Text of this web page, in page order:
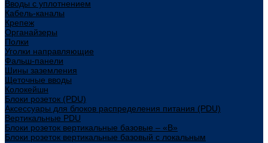
Вводы с уплотнением
Кабель-каналы
Крепеж
Органайзеры
Полки
Уголки направляющие
Фальш-панели
Шины заземления
Щеточные вводы
Колокейшн
Блоки розеток (PDU)
Аксессуары для блоков распределения питания (PDU)
Вертикальные PDU
Блоки розеток вертикальные базовые – «В»
Блоки розеток вертикальные базовый с локальным